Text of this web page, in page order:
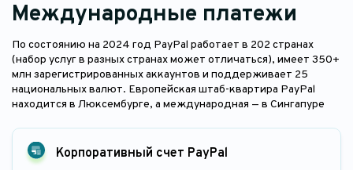
Международные платежи
По состоянию на 2024 год PayPal работает в 202 странах
(набор услуг в разных странах может отличаться), имеет 350+
млн зарегистрированных аккаунтов и поддерживает 25
национальных валют. Европейская штаб-квартира PayPal
находится в Люксембурге, а международная — в Сингапуре
Корпоративный счет PayPal